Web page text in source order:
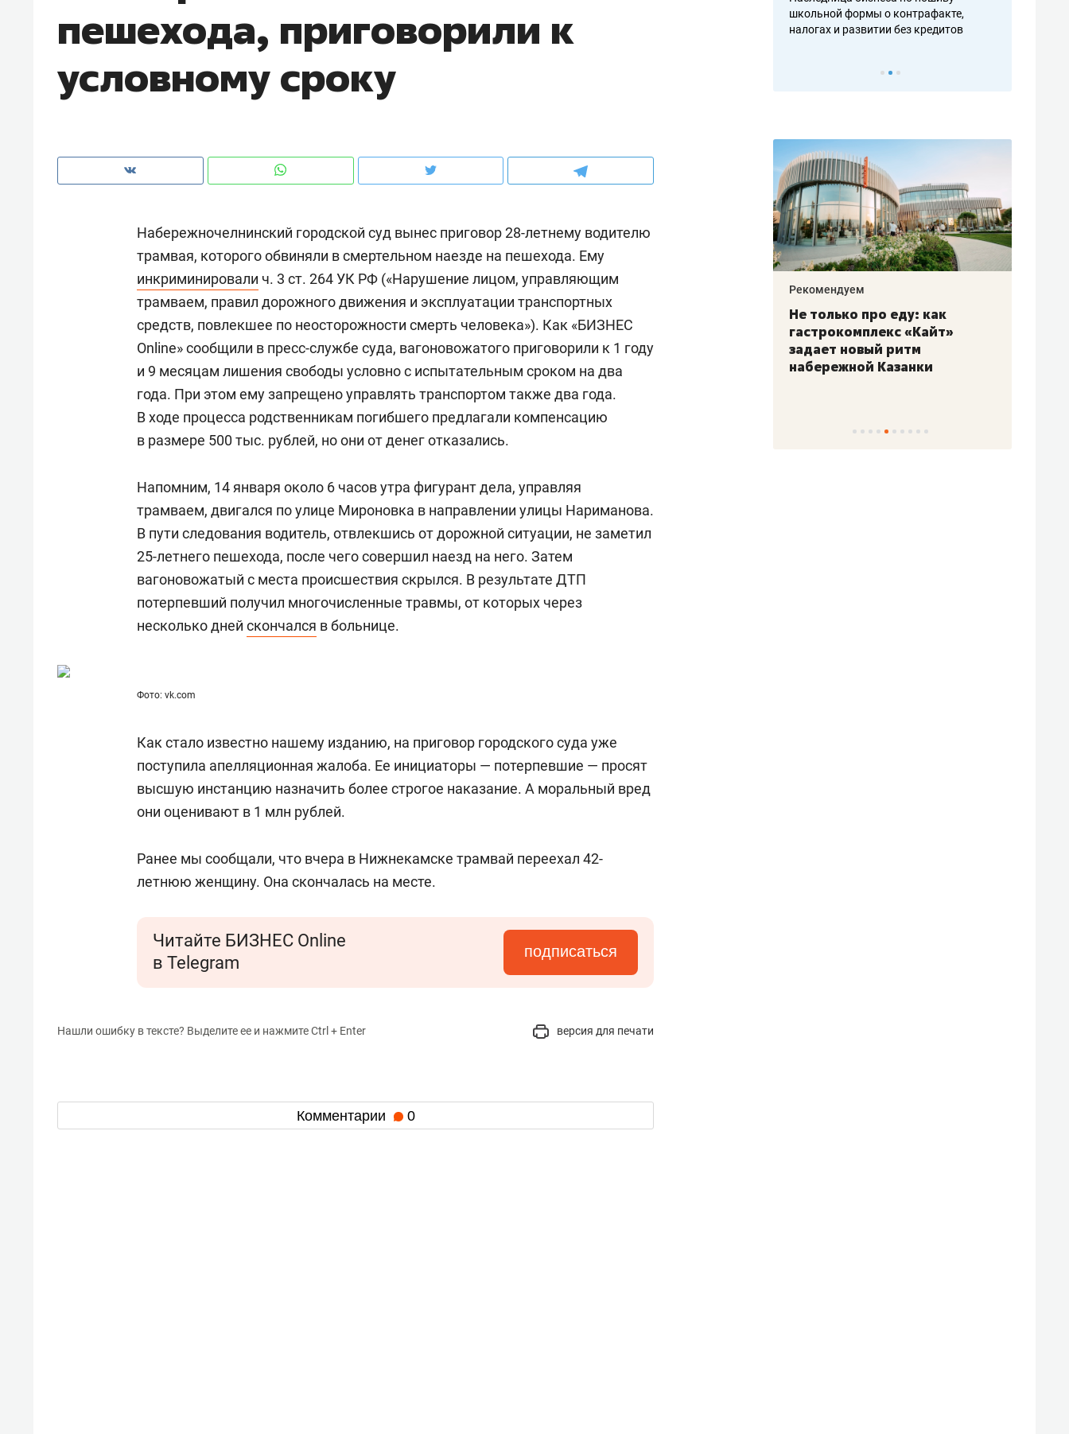
пешехода, приговорили к
условному сроку
Набережночелнинский городской суд вынес приговор 28-летнему водителю
трамвая, которого обвиняли в смертельном наезде на пешехода. Ему
инкриминировали ч. 3 ст. 264 УК РФ («Нарушение лицом, управляющим
трамваем, правил дорожного движения и эксплуатации транспортных
средств, повлекшее по неосторожности смерть человека»). Как «БИЗНЕС
Online» сообщили в пресс-службе суда, вагоновожатого приговорили к 1 году
и 9 месяцам лишения свободы условно с испытательным сроком на два
года. При этом ему запрещено управлять транспортом также два года.
В ходе процесса родственникам погибшего предлагали компенсацию
в размере 500 тыс. рублей, но они от денег отказались.
Напомним, 14 января около 6 часов утра фигурант дела, управляя
трамваем, двигался по улице Мироновка в направлении улицы Нариманова.
В пути следования водитель, отвлекшись от дорожной ситуации, не заметил
25-летнего пешехода, после чего совершил наезд на него. Затем
вагоновожатый с места происшествия скрылся. В результате ДТП
потерпевший получил многочисленные травмы, от которых через
несколько дней скончался в больнице.
Фото: vk.com
Как стало известно нашему изданию, на приговор городского суда уже
поступила апелляционная жалоба. Ее инициаторы — потерпевшие — просят
высшую инстанцию назначить более строгое наказание. А моральный вред
они оценивают в 1 млн рублей.
Ранее мы сообщали, что вчера в Нижнекамске трамвай переехал 42-
летнюю женщину. Она скончалась на месте.
Читайте БИЗНЕС Online
в Telegram
подписаться
Нашли ошибку в тексте? Выделите ее и нажмите Ctrl + Enter версия для печати
Комментарии 0
чем интересен Оман?
школьной формы о контрафакте,
налогах и развитии без кредитов
Рекомендуем
Опыт выживания в дикой
природе, работа
с ментальным и физическим
состоянием как основа
антихрупких команд
Рекомендуем
Мексика, рок-концерт
и вагон с чак-чаком: как
в Менделеевске прошла
«Гонка Героев»
Рекомендуем
«Прорывы случались каждые
30 метров»: как «Водоканал»
лечит подземные артерии
Казани
Рекомендуем
Не только про еду: как
гастрокомплекс «Кайт»
задает новый ритм
набережной Казанки